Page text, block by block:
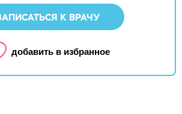
К ВРАЧУ
добавить в избранное